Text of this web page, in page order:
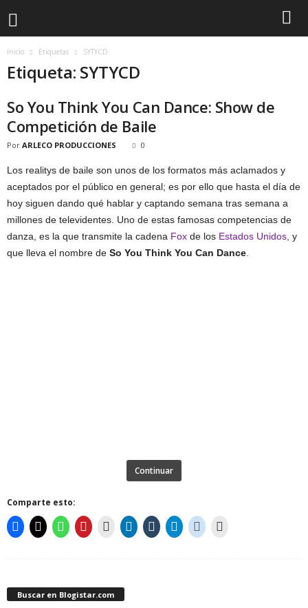
Inicio Etiquetas SYTYCD
Etiqueta: SYTYCD
So You Think You Can Dance: Show de
Competición de Baile
Por ARLECO PRODUCCIONES 0
Los realitys de baile son unos de los formatos más aclamados y
aceptados por el público en general; es por ello que hasta el día de
hoy siguen dando qué hablar y captando semana tras semana a
millones de televidentes. Uno de estas famosas competencias de
danza, es la que transmite la cadena Fox de los Estados Unidos , y
que lleva el nombre de So You Think You Can Dance
Continuar
Comparte esto:
Buscar en Blogistar.com